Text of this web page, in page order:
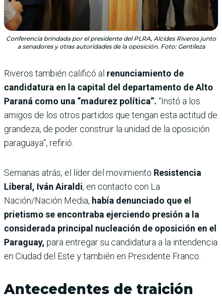
Conferencia brindada por el presidente del PLRA, Alcides Riveros junto
a senadores y otras autoridades de la oposición. Foto: Gentileza
Riveros también calificó al renunciamiento de
candidatura en la capital del departamento de Alto
Paraná como una “madurez política”. “Instó a los
amigos de los otros partidos que tengan esta actitud de
grandeza, de poder construir la unidad de la oposición
paraguaya”, refirió.
Semanas atrás, el líder del movimiento Resistencia
Liberal, Iván Airaldi, en contacto con La
Nación/Nación Media, había denunciado que el
prietismo se encontraba ejerciendo presión a la
considerada principal nucleación de oposición en el
Paraguay, para entregar su candidatura a la intendencia
en Ciudad del Este y también en Presidente Franco.
Antecedentes de traición